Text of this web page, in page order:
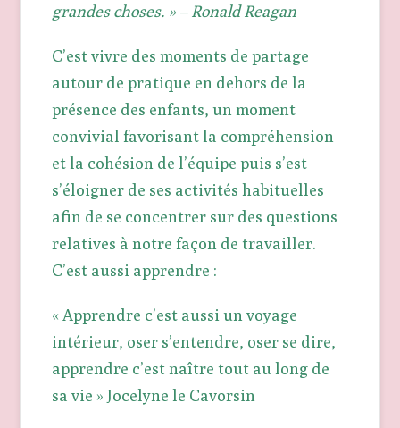
grandes choses. » – Ronald Reagan
C’est vivre des moments de partage
autour de pratique en dehors de la
présence des enfants, un moment
convivial favorisant la compréhension
et la cohésion de l’équipe puis s’est
s’éloigner de ses activités habituelles
afin de se concentrer sur des questions
relatives à notre façon de travailler.
C’est aussi apprendre :
« Apprendre c’est aussi un voyage
intérieur, oser s’entendre, oser se dire,
apprendre c’est naître tout au long de
sa vie » Jocelyne le Cavorsin